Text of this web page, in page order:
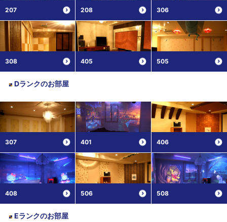
207 208 306
308 405 505
Dランクのお部屋
307 401 406
408 506 508
Eランクのお部屋